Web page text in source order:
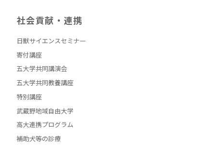
社会貢献・連携
日獣サイエンスセミナー
寄付講座
五大学共同講演会
五大学共同教養講座
特別講座
武蔵野地域自由大学
高大連携プログラム
補助犬等の診療